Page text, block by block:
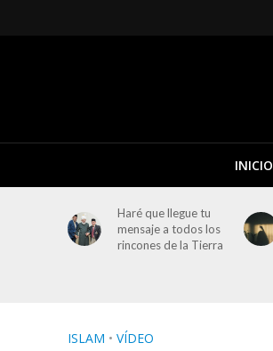
INICIO
Haré que llegue tu
mensaje a todos los
rincones de la Tierra
ISLAM • VÍDEO